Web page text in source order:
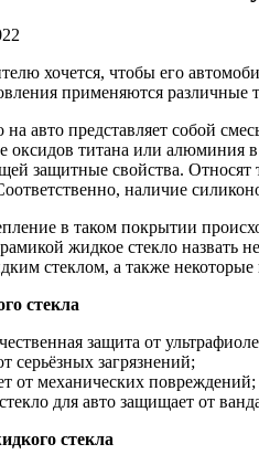
хочется, чтобы его
применяются различные
на авто представляет собой
оксидов титана или алюминия
защитные свойства.
наличие
в таком покрытии
жидкое стекло назвать
стеклом, а также
стекла
защита от
серьёзных загрязнений;
от механических повреждений;
для авто защищает от
стекла